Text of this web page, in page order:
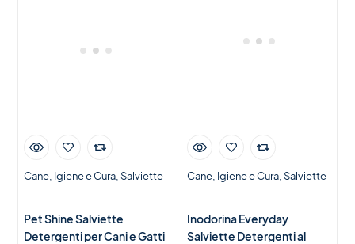
Cane Igiene e Cura Salviette
Pet Shine Salviette
Detergenti per Cani e Gatti
Cane Igiene e Cura Salviette
Inodorina Everyday
Salviette Detergenti al